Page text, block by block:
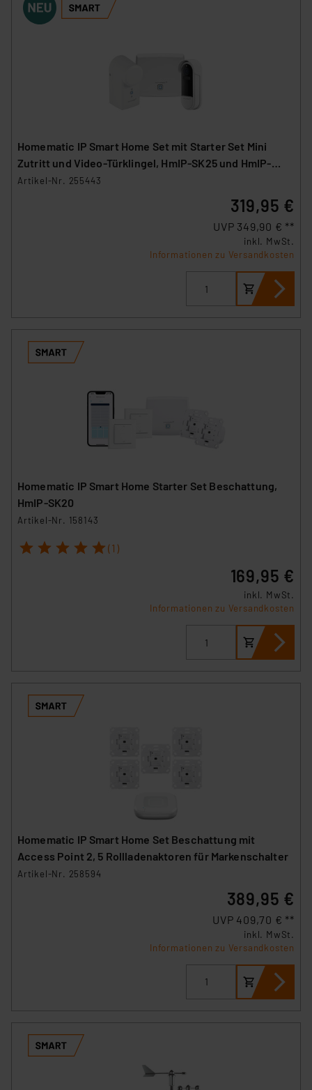
Homematic IP Smart Home Set mit Starter Set Mini
Zutritt und Video-Türklingel, HmIP-SK25 und HmIP-
CODB
Artikel-Nr. 255443
319,95 €
UVP 349,90 € **
inkl. MwSt.
Informationen zu Versandkosten
Homematic IP Smart Home Starter Set Beschattung,
HmIP-SK20
Artikel-Nr. 158143
1 2 3 4 5 (1)
169,95 €
inkl. MwSt.
Informationen zu Versandkosten
Homematic IP Smart Home Set Beschattung mit
Access Point 2, 5 Rollladenaktoren für Markenschalter
Artikel-Nr. 258594
389,95 €
UVP 409,70 € **
inkl. MwSt.
Informationen zu Versandkosten